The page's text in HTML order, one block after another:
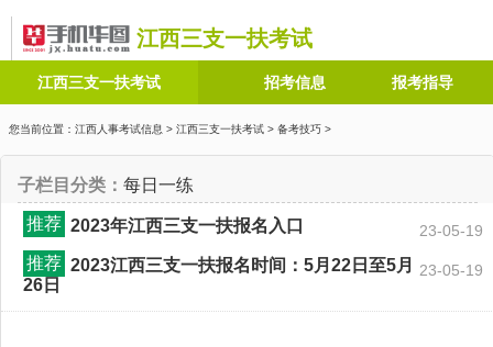
江西三支一扶考试
江西三支一扶考试 招考信息 报考指导
您当前位置： 江西人事考试信息 > 江西三支一扶考试 > 备考技巧 >
子栏目分类： 每日一练
推荐 23-05-19
2023年江西三支一扶报名入口
推荐
23-05-19
2023江西三支一扶报名时间：5月22日至5月
26日